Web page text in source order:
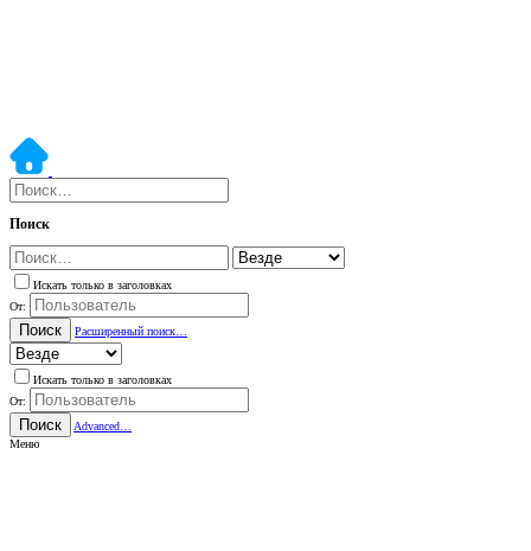
Поиск
Искать только в заголовках
От:
Поиск Расширенный поиск…
Искать только в заголовках
От:
Поиск
Advanced…
Меню